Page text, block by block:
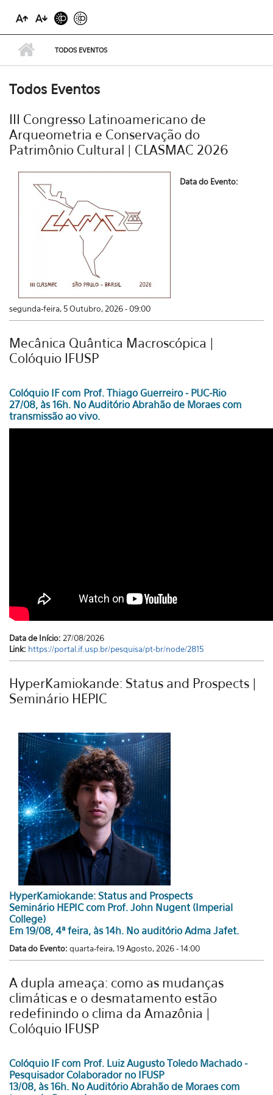
TODOS EVENTOS
Todos Eventos
III Congresso Latinoamericano de
Arqueometria e Conservação do
Patrimônio Cultural | CLASMAC 2026
Data do Evento:
segunda-feira, 5 Outubro, 2026 - 09:00
Mecânica Quântica Macroscópica |
Colóquio IFUSP
Colóquio IF com Prof. Thiago Guerreiro - PUC-Rio
27/08, às 16h. No Auditório Abrahão de Moraes com
transmissão ao vivo.
Data de Início: 27/08/2026
Link: https://portal.if.usp.br/pesquisa/pt-br/node/2815
HyperKamiokande: Status and Prospects |
Seminário HEPIC
HyperKamiokande: Status and Prospects
Seminário HEPIC com Prof. John Nugent (Imperial
College)
Em 19/08, 4ª feira, às 14h. No auditório Adma Jafet.
Data do Evento: quarta-feira, 19 Agosto, 2026 - 14:00
A dupla ameaça: como as mudanças
climáticas e o desmatamento estão
redefinindo o clima da Amazônia |
Colóquio IFUSP
Colóquio IF com Prof. Luiz Augusto Toledo Machado -
Pesquisador Colaborador no IFUSP
13/08, às 16h. No Auditório Abrahão de Moraes com